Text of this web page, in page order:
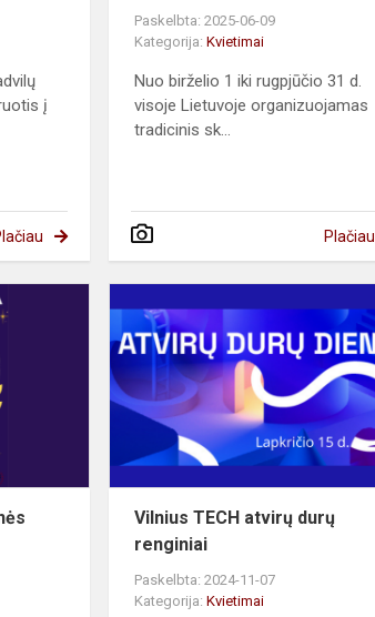
į
Paskelbta: 2025-06-09
Kategorija:Kvietimai
Nuo birželio 1 iki rugpjūčio 31 d.
visoje Lietuvoje organizuojamas
tradicinis sk...
Plačiau
bendruomenės
vakaras
Vilnius TECH atvirų durų
renginiai
Paskelbta: 2024-11-07
Kategorija:Kvietimai